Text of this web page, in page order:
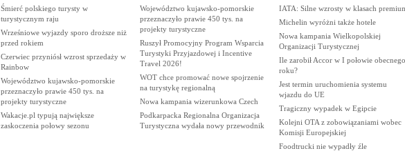
Śmierć polskiego turysty w
turystycznym raju
Wrześniowe wyjazdy sporo droższe niż
przed rokiem
Czerwiec przyniósł wzrost sprzedaży w
Rainbow
Województwo kujawsko-pomorskie
przeznaczyło prawie 450 tys. na
projekty turystyczne
Wakacje.pl typują największe
zaskoczenia połowy sezonu
Województwo kujawsko-pomorskie
przeznaczyło prawie 450 tys. na
projekty turystyczne
Ruszył Promocyjny Program Wsparcia
Turystyki Przyjazdowej i Incentive
Travel 2026!
WOT chce promować nowe spojrzenie
na turystykę regionalną
Nowa kampania wizerunkowa Czech
Podkarpacka Regionalna Organizacja
Turystyczna wydała nowy przewodnik
IATA: Silne wzrosty w klasach
Michelin wyróżni także hotele
Nowa kampania Wielkopolskiej
Organizacji Turystycznej
Ile zarobił Accor w I połowie obecnego
roku?
Jest termin uruchomienia systemu
wjazdu do UE
Tragiczny wypadek w Egipcie
Kolejni OTA z zobowiązaniami wobec
Komisji Europejskiej
Foodtrucki nie wypadły źle